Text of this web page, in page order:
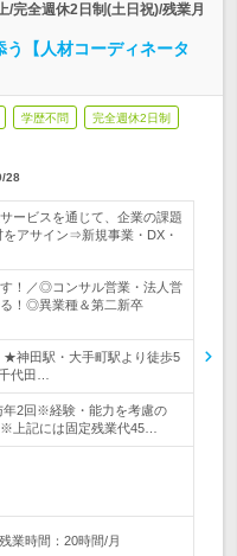
/完全週休2日制(土日祝)/残業月
【人材コーディネータ
学歴不問 完全週休2日制
28
ービスを通じて、企業の課題
アサイン⇒新規事業・DX・
！／◎コンサル営業・法人営
！◎異業種＆第二新卒
★神田駅・大手町駅より徒歩5
代田…
年2回※経験・能力を考慮の
※上記には固定残業代45…
業時間：20時間/月